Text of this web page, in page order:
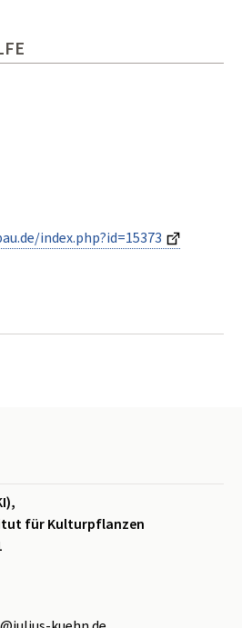
index.php?id=15373
für Kulturpflanzen